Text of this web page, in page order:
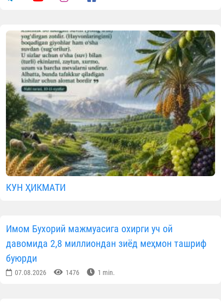
КУН ҲИКМАТИ
Имом Бухорий мажмуасига охирги уч ой
давомида 2,8 миллиондан зиёд меҳмон ташриф
буюрди
07.08.2026 1476 1 min.